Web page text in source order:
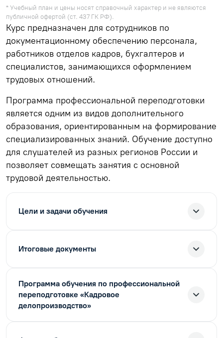
* Учебный план и цены носят справочный характер и не являются
публичной офертой (ст. 437 ГК РФ).
Курс предназначен для сотрудников по
документационному обеспечению персонала,
работников отделов кадров, бухгалтеров и
специалистов, занимающихся оформлением
трудовых отношений.
Программа профессиональной переподготовки
является одним из видов дополнительного
образования, ориентированным на формирование
специализированных знаний. Обучение доступно
для слушателей из разных регионов России и
позволяет совмещать занятия с основной
трудовой деятельностью.
Цели и задачи обучения
Итоговые документы
Программа обучения по профессиональной
переподготовке «Кадровое
делопроизводство»